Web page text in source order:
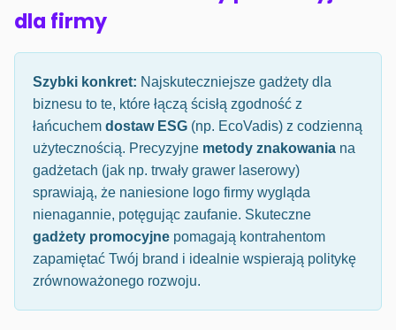
dla firmy
Szybki konkret: Najskuteczniejsze gadżety dla
biznesu to te, które łączą ścisłą zgodność z
łańcuchem dostaw ESG (np. EcoVadis) z codzienną
użytecznością. Precyzyjne metody znakowania na
gadżetach (jak np. trwały grawer laserowy)
sprawiają, że naniesione logo firmy wygląda
nienagannie, potęgując zaufanie. Skuteczne
gadżety promocyjne pomagają kontrahentom
zapamiętać Twój brand i idealnie wspierają politykę
zrównoważonego rozwoju.